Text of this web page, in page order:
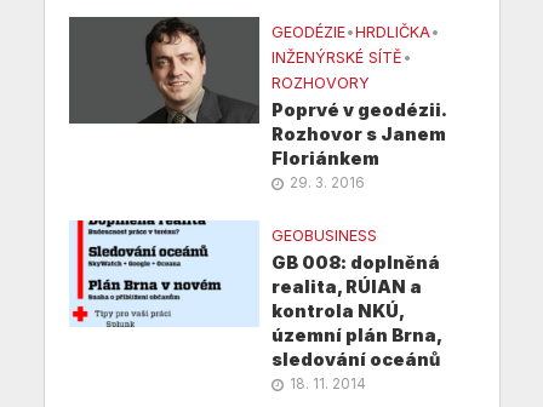
GEODÉZIE•HRDLIČKA•
INŽENÝRSKÉ SÍTĚ •
ROZHOVORY
Poprvé v geodézii.
Rozhovor s Janem
Floriánkem
29. 3. 2016
GEOBUSINESS
GB 008: doplněná
realita, RÚIAN a
kontrola NKÚ,
územní plán Brna,
sledování oceánů
18. 11. 2014